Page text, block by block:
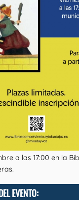
a las 17:00 en la
EVENTO: